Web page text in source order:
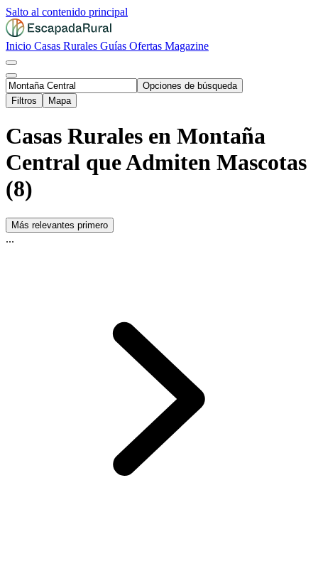
Salto al contenido principal
Inicio Casas Rurales Guías Ofertas Magazine
Opciones de búsqueda
Filtros
Mapa
Casas Rurales en Montaña
Central que Admiten Mascotas
(8)
Más relevantes primero
...